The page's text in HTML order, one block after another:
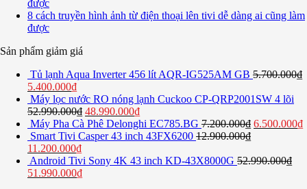
được
8 cách truyền hình ảnh từ điện thoại lên tivi dễ dàng ai cũng làm
được
Sản phẩm giảm giá
Tủ lạnh Aqua Inverter 456 lít AQR-IG525AM GB 5.700.000₫
5.400.000₫
Máy lọc nước RO nóng lạnh Cuckoo CP-QRP2001SW 4 lõi
52.990.000₫ 48.990.000₫
Máy Pha Cà Phê Delonghi EC785.BG 7.200.000₫ 6.500.000₫
Smart Tivi Casper 43 inch 43FX6200 12.900.000₫
11.200.000₫
Android Tivi Sony 4K 43 inch KD-43X8000G 52.990.000₫
51.990.000₫